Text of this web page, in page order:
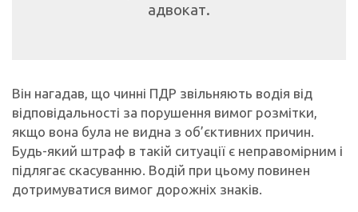
адвокат.
Він нагадав, що чинні ПДР звільняють водія від
відповідальності за порушення вимог розмітки,
якщо вона була не видна з об’єктивних причин.
Будь-який штраф в такій ситуації є неправомірним і
підлягає скасуванню. Водій при цьому повинен
дотримуватися вимог дорожніх знаків.